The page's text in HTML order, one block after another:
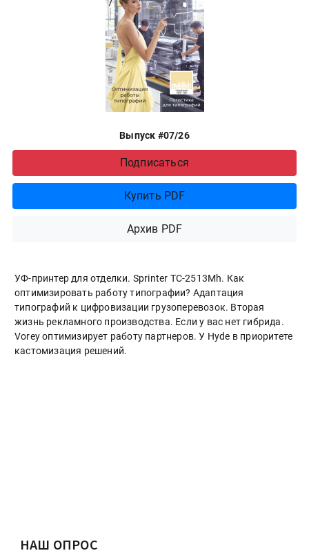
Выпуск #07/26
Подписаться
Купить PDF
Архив PDF
УФ-принтер для отделки. Sprinter ТС-2513Mh. Как
оптимизировать работу типографии? Адаптация
типографий к цифровизации грузоперевозок. Вторая
жизнь рекламного производства. Если у вас нет гибрида.
Vorey оптимизирует работу партнеров. У Hyde в приоритете
кастомизация решений.
НАШ ОПРОС